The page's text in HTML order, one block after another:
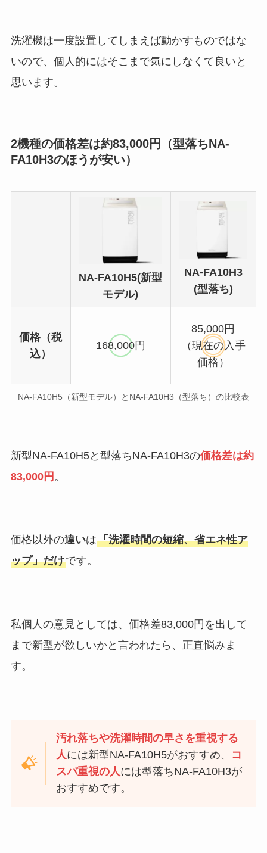
洗濯機は一度設置してしまえば動かすものではな
いので、個人的にはそこまで気にしなくて良いと
思います。
2機種の価格差は約83,000円（型落ちNA-
FA10H3のほうが安い）
NA-FA10H5(新型
モデル)
NA-FA10H3
(型落ち)
価格（税
込）
168,000円
85,000円
（現在の入手
価格）
NA-FA10H5（新型モデル）とNA-FA10H3（型落ち）の比較表
新型NA-FA10H5と型落ちNA-FA10H3の価格差は約
83,000円 。
価格以外の違いは「洗濯時間の短縮、省エネ性ア
ップ」だけです。
私個人の意見としては、価格差83,000円を出して
まで新型が欲しいかと言われたら、正直悩みま
す。
汚れ落ちや洗濯時間の早さを重視する
人には新型NA-FA10H5がおすすめ、 コ
スパ重視の人には型落ちNA-FA10H3が
おすすめです。